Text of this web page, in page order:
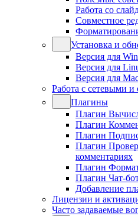
Работа со
Совместное
Установка и
Версия для
Версия для
Версия для
Работа с сетевыми
Плагины
Плагин
Плагин
Плагин
Плагин
комментариях
Плагин
Плагин Чат-
Добавление
Лицензии и
Часто задаваемые